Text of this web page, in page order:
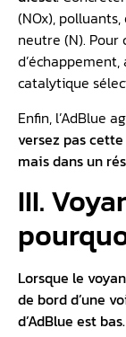
(NOx),
neutre (N). Pour
catalytique
Enfin, l’AdBlue
versez pas
mais dans un
III.
Lorsque le
de bordd’une
d’AdBlue est bas.